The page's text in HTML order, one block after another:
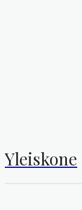
Yleiskone